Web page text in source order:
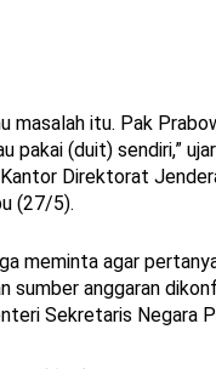
masalah itu. Pak
pakai (duit) sendiri,”
Direktorat
(27/5).
meminta agar
sumber anggaran
Sekretaris Negara